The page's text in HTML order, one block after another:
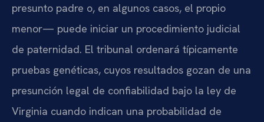
presunto padre o, en algunos casos, el propio
menor— puede iniciar un procedimiento judicial
de paternidad. El tribunal ordenará típicamente
pruebas genéticas, cuyos resultados gozan de una
presunción legal de confiabilidad bajo la ley de
Virginia cuando indican una probabilidad de